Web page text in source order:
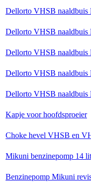
Dellorto VHSB naaldbuis
Dellorto VHSB naaldbuis
Dellorto VHSB naaldbuis
Dellorto VHSB naaldbuis
Dellorto VHSB naaldbuis
Kapje voor hoofdsproeier
Choke hevel VHSB en
Mikuni benzinepomp 14
Benzinepomp Mikuni